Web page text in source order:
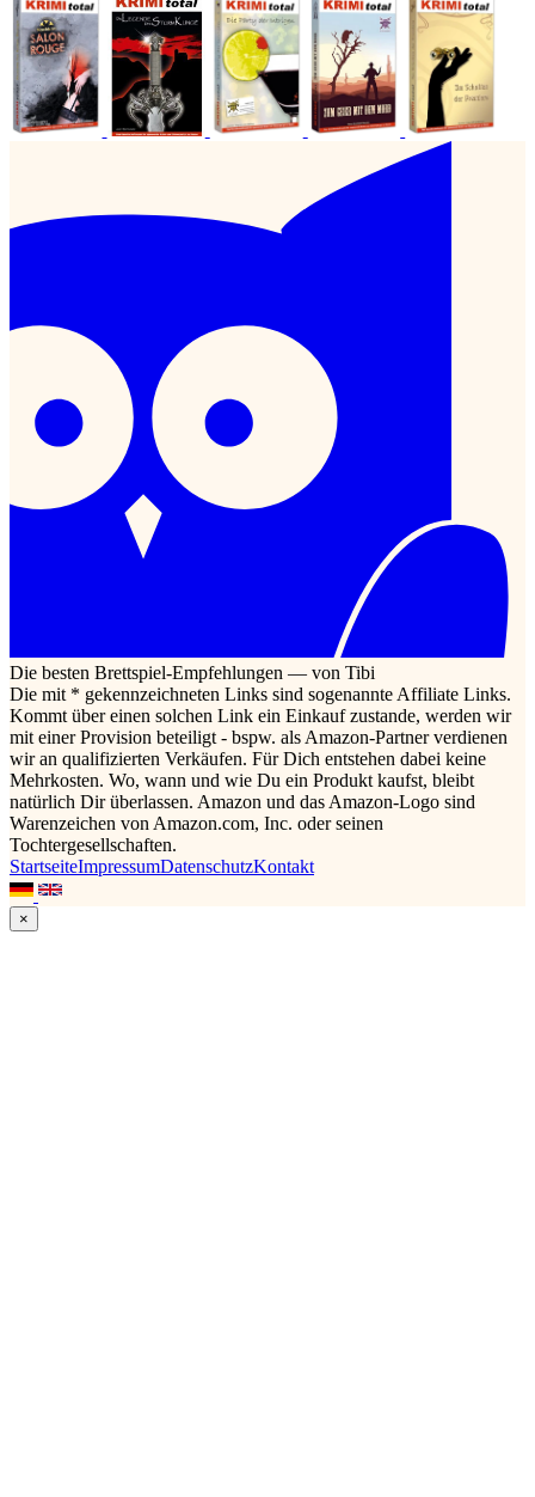
Die besten Brettspiel-Empfehlungen — von Tibi
Die mit * gekennzeichneten Links sind sogenannte Affiliate Links.
Kommt über einen solchen Link ein Einkauf zustande, werden wir
mit einer Provision beteiligt - bspw. als Amazon-Partner verdienen
wir an qualifizierten Verkäufen. Für Dich entstehen dabei keine
Mehrkosten. Wo, wann und wie Du ein Produkt kaufst, bleibt
natürlich Dir überlassen. Amazon und das Amazon-Logo sind
Warenzeichen von Amazon.com, Inc. oder seinen
Tochtergesellschaften.
StartseiteImpressumDatenschutzKontakt
×